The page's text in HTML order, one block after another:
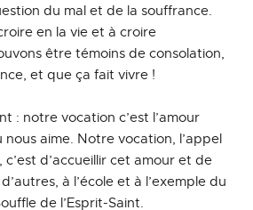
du mal et de la souffrance.
en la vie et à croire
être témoins de consolation,
et que ça fait vivre !
: notre vocation c’est l’amour
aime. Notre vocation, l’appel
d’accueillir cet amour et de
à l’école et à l’exemple du
de l’Esprit-Saint.